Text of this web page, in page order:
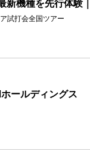
新機種を先行体験
試打会全国ツアー
ールディングス